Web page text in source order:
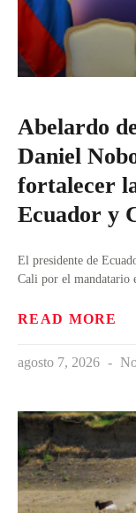
Abelardo
Daniel
fortalecer
Ecuador y
El presidente de
Cali por el mandatario
READ MORE
agosto 7, 2026